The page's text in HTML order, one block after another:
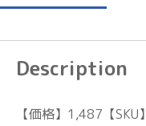
Description
【価格】1,487【